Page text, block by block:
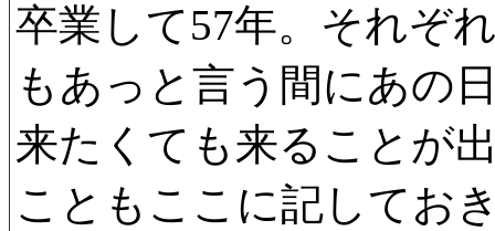
卒業して57年。それぞ
もあっと言う間にあの
来たくても来ることが
こともここに記してお